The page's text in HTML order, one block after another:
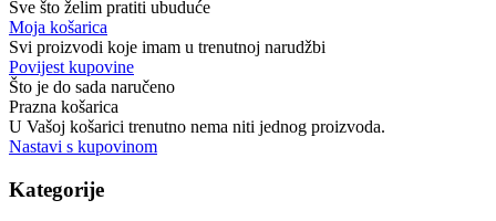
Sve što želim pratiti ubuduće
Moja košarica
Svi proizvodi koje imam u trenutnoj narudžbi
Povijest kupovine
Što je do sada naručeno
Prazna košarica
U Vašoj košarici trenutno nema niti jednog proizvoda.
Nastavi s kupovinom
Kategorije